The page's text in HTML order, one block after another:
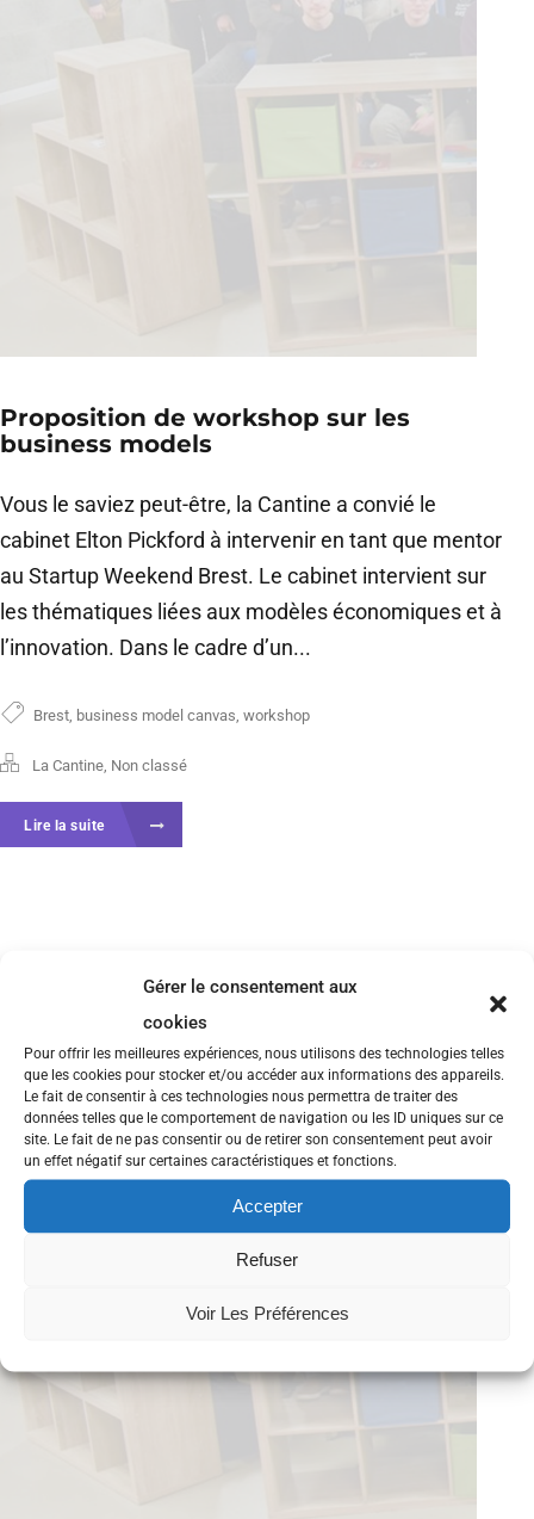
Gérer le consentement aux
cookies
Pour offrir les meilleures expériences, nous utilisons des technologies telles
que les cookies pour stocker et/ou accéder aux informations des appareils.
Le fait de consentir à ces technologies nous permettra de traiter des
données telles que le comportement de navigation ou les ID uniques sur ce
site. Le fait de ne pas consentir ou de retirer son consentement peut avoir
un effet négatif sur certaines caractéristiques et fonctions.
Accepter
Refuser
Voir Les Préférences
Proposition de workshop sur les
business models
Vous le saviez peut-être, la Cantine a convié le
cabinet Elton Pickford à intervenir en tant que mentor
au Startup Weekend Brest. Le cabinet intervient sur
les thématiques liées aux modèles économiques et à
l’innovation. Dans le cadre d’un...
Brest business model canvas workshop
La Cantine Non classé
Lire la suite